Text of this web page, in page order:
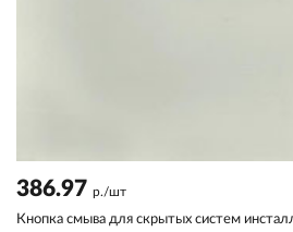
386.97 р./шт
Кнопка смыва для скрытых систем